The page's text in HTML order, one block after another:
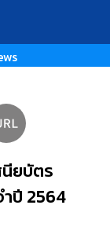
นียบัตร
ปี 2564